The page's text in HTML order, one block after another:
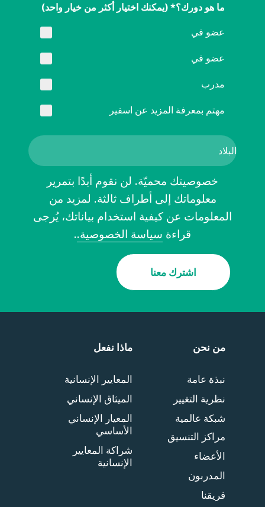
ما هو دورك؟* (يمكنك اختيار أكثر من خيار واحد)
عضو في
عضو في
مدرب
مهتم بمعرفة المزيد عن اسفير
خصوصيتك محميّة. لن نقوم أبدًا بتمرير
معلوماتك إلى أطراف ثالثة. لمزيد من
المعلومات عن كيفية استخدام بياناتك، يُرجى
قراءة سياسة الخصوصية..
اشترك معنا
من نحن
نبذة عامة
نظرية التغيير
شبكة عالمية
مراكز التنسيق
الأعضاء
المدربون
فريقنا
ماذا نفعل
المعايير الإنسانية
الميثاق الإنساني
المعيار الإنساني
الأساسي
شراكة المعايير
الإنسانية